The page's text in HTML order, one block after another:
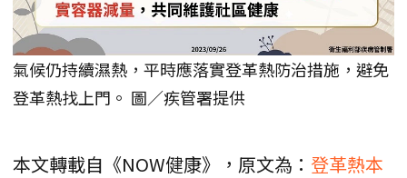
氣候仍持續濕熱，平時應落實登革熱防治措施，避免
登革熱找上門。 圖／疾管署提供
本文轉載自《NOW健康》，原文為： 登革熱本